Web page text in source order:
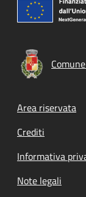
Footer
Area riservata
Crediti
Informativa
Note legali